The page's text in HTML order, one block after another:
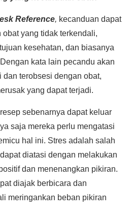
Reference, kecanduan dapat
yang tidak terkendali,
kesehatan, dan biasanya
Dengan kata lain pecandu akan
terobsesi dengan obat,
yang dapat terjadi.
sebenarnya dapat keluar
saja mereka perlu mengatasi
hal ini. Stres adalah salah
diatasi dengan melakukan
dan menenangkan pikiran.
diajak berbicara dan
meringankan beban pikiran